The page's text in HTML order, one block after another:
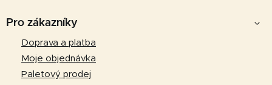
Pro zákazníky
Doprava a platba
Moje objednávka
Paletový prodej